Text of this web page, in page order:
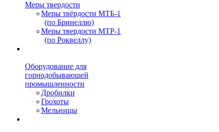
Меры твердости
Меры твёрдости МТБ-1
(по Бринеллю)
Меры твердости МТР-1
(по Роквеллу)
Оборудование для
горнодобывающей
промышленности
Дробилки
Грохоты
Мельницы